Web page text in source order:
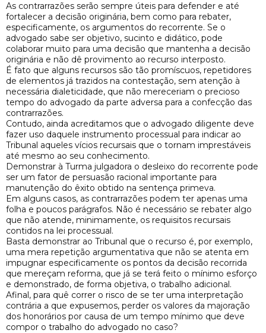
As contrarrazões serão sempre úteis para defender e até
fortalecer a decisão originária, bem como para rebater,
especificamente, os argumentos do recorrente. Se o
advogado sabe ser objetivo, sucinto e didático, pode
colaborar muito para uma decisão que mantenha a decisão
originária e não dê provimento ao recurso interposto.
É fato que alguns recursos são tão promíscuos, repetidores
de elementos já trazidos na contestação, sem atenção à
necessária dialeticidade, que não mereceriam o precioso
tempo do advogado da parte adversa para a confecção das
contrarrazões.
Contudo, ainda acreditamos que o advogado diligente deve
fazer uso daquele instrumento processual para indicar ao
Tribunal aqueles vícios recursais que o tornam imprestáveis
até mesmo ao seu conhecimento.
Demonstrar à Turma julgadora o desleixo do recorrente pode
ser um fator de persuasão racional importante para
manutenção do êxito obtido na sentença primeva.
Em alguns casos, as contrarrazões podem ter apenas uma
folha e poucos parágrafos. Não é necessário se rebater algo
que não atende, minimamente, os requisitos recursais
contidos na lei processual.
Basta demonstrar ao Tribunal que o recurso é, por exemplo,
uma mera repetição argumentativa que não se atenta em
impugnar especificamente os pontos da decisão recorrida
que mereçam reforma, que já se terá feito o mínimo esforço
e demonstrado, de forma objetiva, o trabalho adicional.
Afinal, para quê correr o risco de se ter uma interpretação
contrária a que expusemos, perder os valores da majoração
dos honorários por causa de um tempo mínimo que deve
compor o trabalho do advogado no caso?